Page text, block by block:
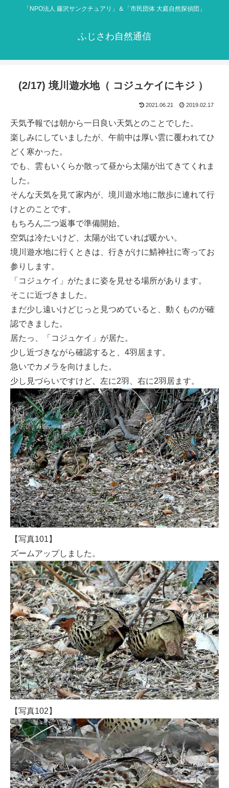
「NPO法人 藤沢サンクチュアリ」＆「市民団体 大庭自然探偵団」
ふじさわ自然通信
(2/17) 境川遊水地（ コジュケイにキジ ）
2021.06.21 2019.02.17
天気予報では朝から一日良い天気とのことでした。
楽しみにしていましたが、午前中は厚い雲に覆われてひ
どく寒かった。
でも、雲もいくらか散って昼から太陽が出てきてくれま
した。
そんな天気を見て家内が、境川遊水地に散歩に連れて行
けとのことです。
もちろん二つ返事で準備開始。
空気は冷たいけど、太陽が出ていれば暖かい。
境川遊水地に行くときは、行きがけに鯖神社に寄ってお
参りします。
「コジュケイ」がたまに姿を見せる場所があります。
そこに近づきました。
まだ少し遠いけどじっと見つめていると、動くものが確
認できました。
居たっ、「コジュケイ」が居た。
少し近づきながら確認すると、4羽居ます。
急いでカメラを向けました。
少し見づらいですけど、左に2羽、右に2羽居ます。
【写真101】
ズームアップしました。
【写真102】